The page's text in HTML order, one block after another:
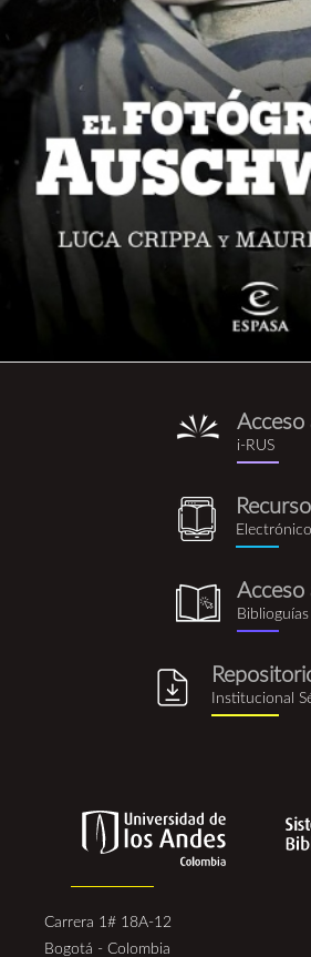
i-
rus.png
Acceso
i-RUS
Acceso
Biblioguías
Institucional
Carrera 1# 18A-12
Bogotá - Colombia